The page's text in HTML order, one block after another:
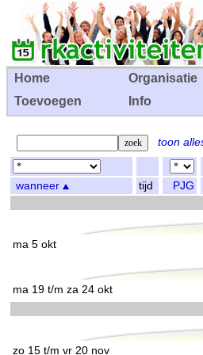
Home Organisatie
Toevoegen
Info
toon
wanneer tijd PJG
ma 5 okt
ma 19 t/m za 24 okt
zo 15 t/m vr 20 nov